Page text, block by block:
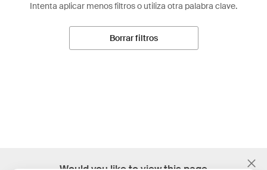
Intenta aplicar menos filtros o utiliza otra palabra clave.
Borrar filtros